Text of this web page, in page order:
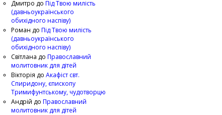
Дмитро до Під Твою милість
(давньоукраїнського
обихідного наспіву)
Роман до Під Твою милість
(давньоукраїнського
обихідного наспіву)
Світлана до Православний
молитовник для дітей
Вікторія до Акафіст свт.
Спиридону, єпископу
Тримифунтському, чудотворцю
Андрій до Православний
молитовник для дітей